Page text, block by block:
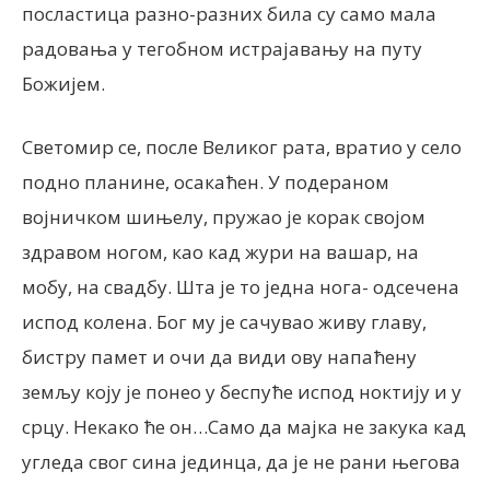
посластица разно-разних била су само мала
радовања у тегобном истрајавању на путу
Божијем.
Светомир се, после Великог рата, вратио у село
подно планине, осакаћен. У подераном
војничком шињелу, пружао је корак својом
здравом ногом, као кад жури на вашар, на
мобу, на свадбу. Шта је то једна нога- одсечена
испод колена. Бог му је сачувао живу главу,
бистру памет и очи да види ову напаћену
земљу коју је понео у беспуће испод ноктију и у
срцу. Некако ће он…Само да мајка не закука кад
угледа свог сина јединца, да је не рани његова